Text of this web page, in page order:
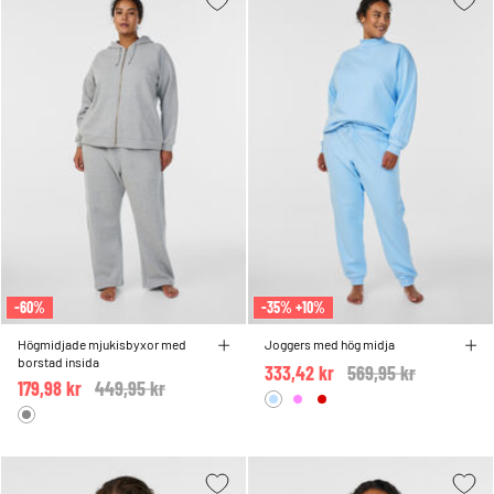
-60%
Högmidjade mjukisbyxor med
borstad insida
Price reduced from
449,95 kr
179,98 kr
-35% +10%
Joggers med hög midja
Price reduced from
569,95 kr
333,42 kr